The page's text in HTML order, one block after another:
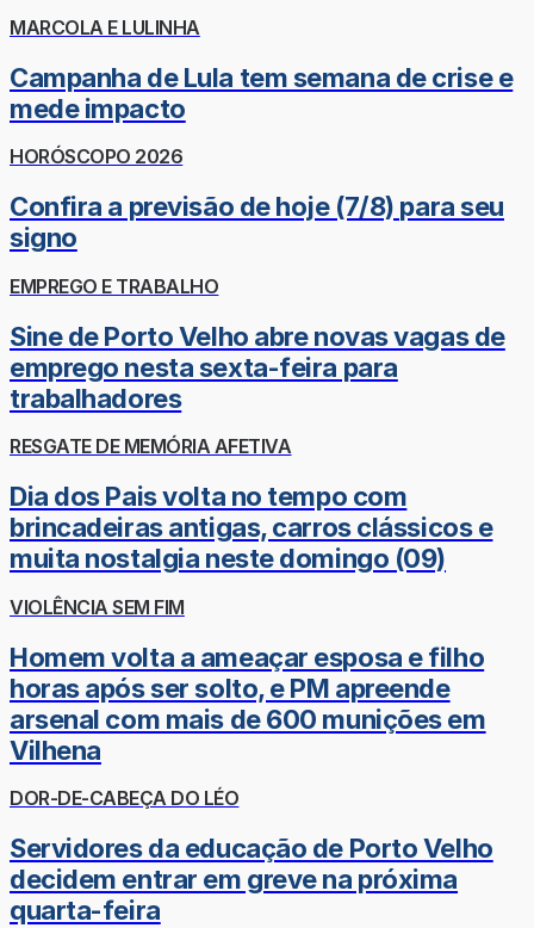
MARCOLA E LULINHA
Campanha de Lula tem semana de crise e
mede impacto
HORÓSCOPO 2026
Confira a previsão de hoje (7/8) para seu
signo
EMPREGO E TRABALHO
Sine de Porto Velho abre novas vagas de
emprego nesta sexta-feira para
trabalhadores
RESGATE DE MEMÓRIA AFETIVA
Dia dos Pais volta no tempo com
brincadeiras antigas, carros clássicos e
muita nostalgia neste domingo (09)
VIOLÊNCIA SEM FIM
Homem volta a ameaçar esposa e filho
horas após ser solto, e PM apreende
arsenal com mais de 600 munições em
Vilhena
DOR-DE-CABEÇA DO LÉO
Servidores da educação de Porto Velho
decidem entrar em greve na próxima
quarta-feira